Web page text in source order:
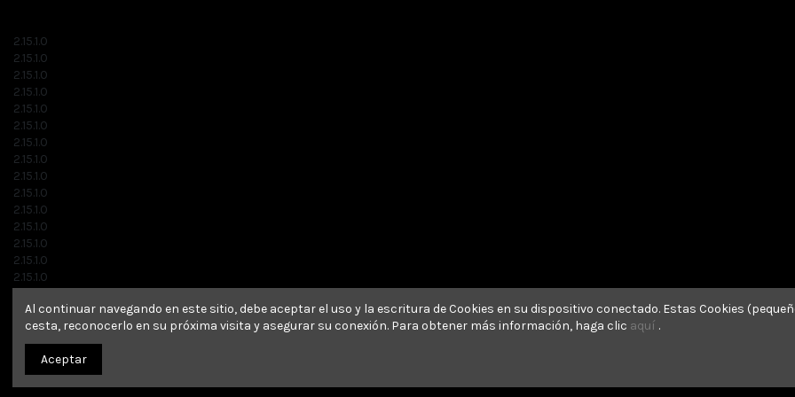
2.15.1.0
2.15.1.0
2.15.1.0
2.15.1.0
2.15.1.0
2.15.1.0
2.15.1.0
2.15.1.0
2.15.1.0
2.15.1.0
2.15.1.0
2.15.1.0
2.15.1.0
2.15.1.0
2.15.1.0
2.15.1.0
2.15.1.0
2.15.1.0
2.15.1.0
2.15.1.0
Al continuar navegando en este sitio, debe aceptar el uso y la escritura de Cookies en su dispositivo conectado. Estas Cookies
cesta, reconocerlo en su próxima visita y asegurar su conexión. Para obtener más información, haga clic aquí .
Aceptar